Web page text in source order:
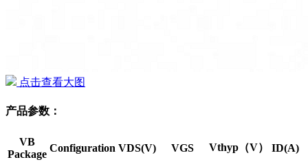
点击查看大图
产品参数：
VB
Package
Configuration VDS(V) VGS Vthyp（V）
ID(A)